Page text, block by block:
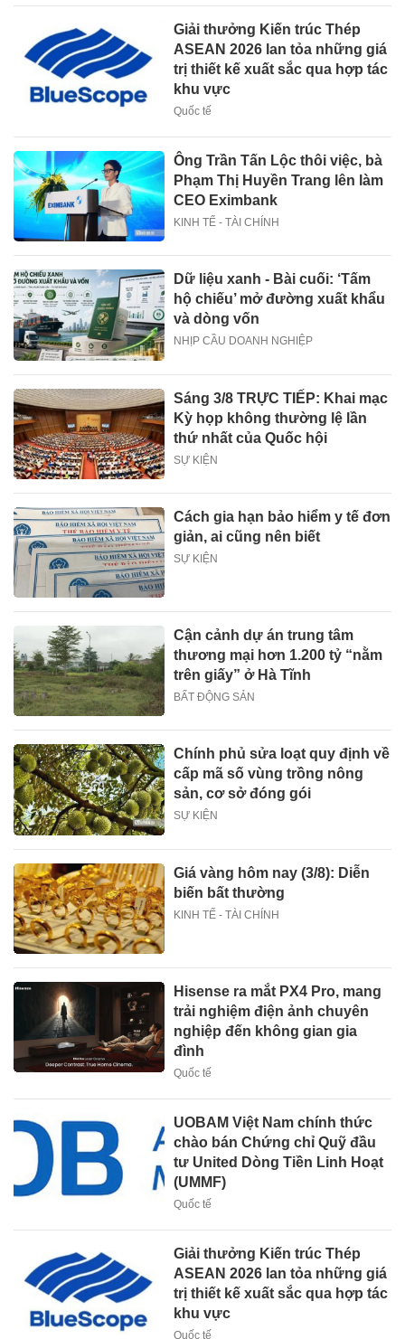
Giải thưởng Kiến trúc Thép
ASEAN 2026 lan tỏa những giá
trị thiết kế xuất sắc qua hợp tác
khu vực
Quốc tế
Ông Trần Tấn Lộc thôi việc, bà
Phạm Thị Huyền Trang lên làm
CEO Eximbank
KINH TẾ - TÀI CHÍNH
Dữ liệu xanh - Bài cuối: ‘Tấm
hộ chiếu’ mở đường xuất khẩu
và dòng vốn
NHỊP CẦU DOANH NGHIỆP
Sáng 3/8 TRỰC TIẾP: Khai mạc
Kỳ họp không thường lệ lần
thứ nhất của Quốc hội
SỰ KIỆN
Cách gia hạn bảo hiểm y tế đơn
giản, ai cũng nên biết
SỰ KIỆN
Cận cảnh dự án trung tâm
thương mại hơn 1.200 tỷ “nằm
trên giấy” ở Hà Tĩnh
BẤT ĐỘNG SẢN
Chính phủ sửa loạt quy định về
cấp mã số vùng trồng nông
sản, cơ sở đóng gói
SỰ KIỆN
Giá vàng hôm nay (3/8): Diễn
biến bất thường
KINH TẾ - TÀI CHÍNH
Hisense ra mắt PX4 Pro, mang
trải nghiệm điện ảnh chuyên
nghiệp đến không gian gia
đình
Quốc tế
UOBAM Việt Nam chính thức
chào bán Chứng chỉ Quỹ đầu
tư United Dòng Tiền Linh Hoạt
(UMMF)
Quốc tế
Giải thưởng Kiến trúc Thép
ASEAN 2026 lan tỏa những giá
trị thiết kế xuất sắc qua hợp tác
khu vực
Quốc tế